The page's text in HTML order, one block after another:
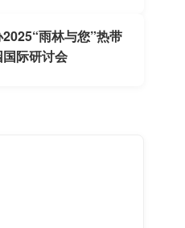
雨林与您”热带
际研讨会